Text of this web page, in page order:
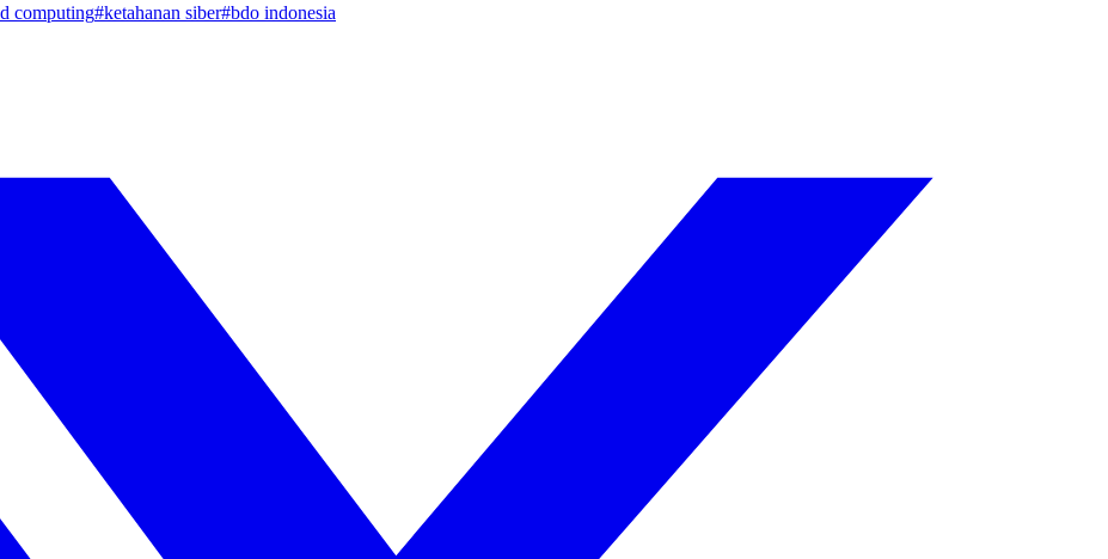
computing#ketahanan siber#bdo indonesia